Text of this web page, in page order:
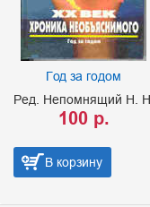
Год за годом
Ред. Непомнящий Н. Н.
100 р.
В корзину